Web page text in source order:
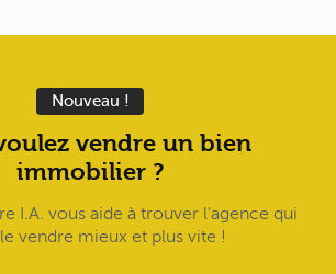
Nouveau !
vendre un bien
immobilier ?
I.A. vous aide à trouver l'agence qui
vendre mieux et plus vite !